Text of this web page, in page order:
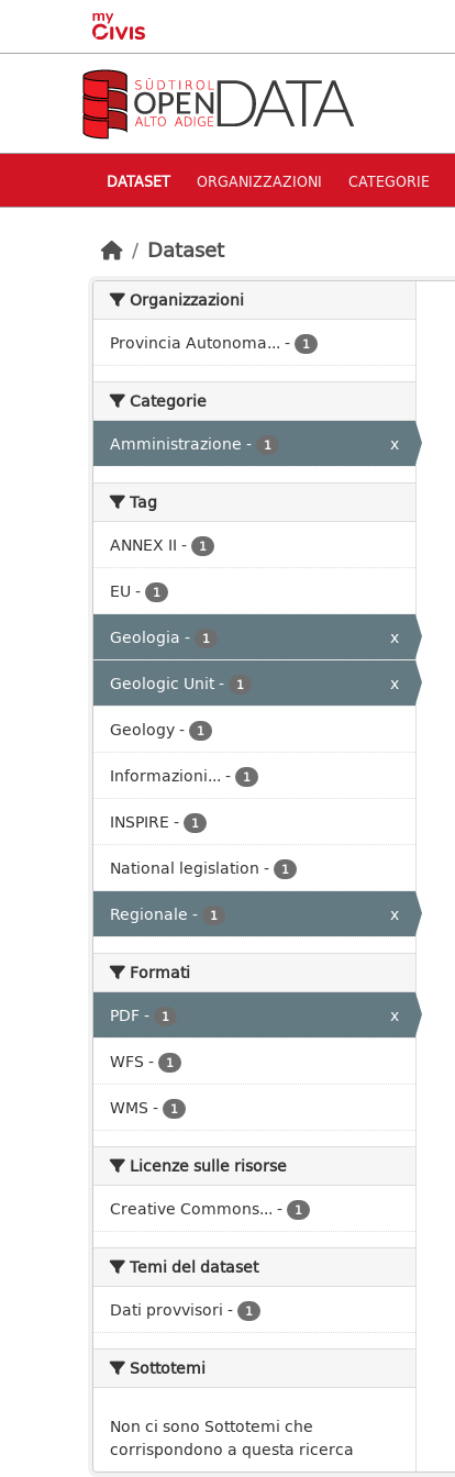
Skip to main content
DATASET ORGANIZZAZIONI CATEGORIE
Dataset
Organizzazioni
Provincia Autonoma... - 1
Categorie
Amministrazione - 1 x
Tag
ANNEX II - 1
EU - 1
Geologia - 1
x
Geologic Unit- 1
x
Geology- 1
Informazioni... - 1
INSPIRE - 1
National legislation - 1
Regionale - 1 x
Formati
PDF- 1
x
WFS - 1
WMS - 1
Licenze sulle risorse
Creative Commons... - 1
Temi del dataset
Dati provvisori - 1
Sottotemi
Non ci sono Sottotemi che
corrispondono a questa ricerca